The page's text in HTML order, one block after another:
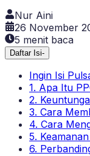
Nur Aini
26 November
5 menit baca
Daftar Isi-
Ingin Isi
1. Apa Itu
2.
3. Cara
4. Cara
5.
6.